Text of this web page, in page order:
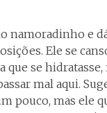
namoradinho e
Ele se
que se
mal aqui.
pouco, mas ele